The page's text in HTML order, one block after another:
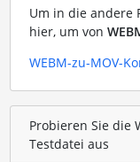
Um in die andere
hier, um von
WEBM-zu-MOV-
Probieren Sie die
Testdatei aus